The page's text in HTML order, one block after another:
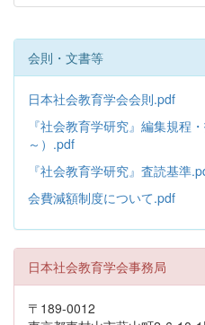
会則・文書等
日本社会教育学会会則.pdf
『社会教育学研究』編集規程
～）.pdf
『社会教育学研究』査読基準
会費減額制度について.pdf
日本社会教育学会事務局
〒189-0012